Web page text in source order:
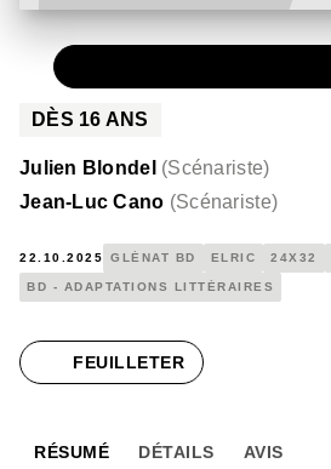
DÈS 16 ANS
Julien Blondel (Scénariste)
Jean-Luc Cano (Scénariste)
22.10.2025 GLÉNAT BD ELRIC 24X32
BD - ADAPTATIONS LITTÉRAIRES
FEUILLETER
RÉSUMÉ DÉTAILS AVIS